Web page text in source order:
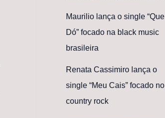
Maurilio lança o single “Que
Dó” focado na black music
brasileira
Renata Cassimiro lança o
single “Meu Cais” focado no
country rock